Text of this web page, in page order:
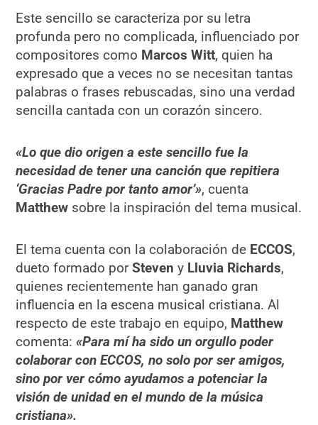
Este sencillo se caracteriza por su letra
profunda pero no complicada, influenciado por
compositores como Marcos Witt, quien ha
expresado que a veces no se necesitan tantas
palabras o frases rebuscadas, sino una verdad
sencilla cantada con un corazón sincero.
«Lo que dio origen a este sencillo fue la
necesidad de tener una canción que repitiera
‘Gracias Padre por tanto amor’», cuenta
Matthew sobre la inspiración del tema musical.
El tema cuenta con la colaboración de ECCOS,
dueto formado porSteveny Lluvia Richards,
quienes recientemente han ganado gran
influencia en la escena musical cristiana. Al
respecto de este trabajo en equipo, Matthew
comenta:«Para mí ha sido un orgullo poder
colaborar con ECCOS, no solo por ser amigos,
sino por ver cómo ayudamos a potenciar la
visión de unidad en el mundo de la música
cristiana».